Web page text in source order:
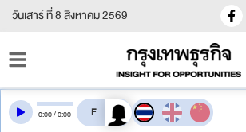
วันเสาร์ ที่ 8 สิงหาคม 2569
0:00/0:00 สลับเสียงอ่าน